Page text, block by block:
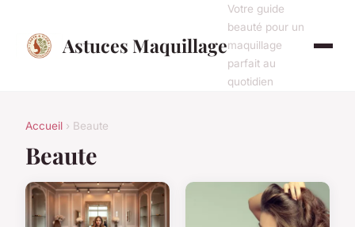
Astuces Maquillage
Votre guide
beauté pour un
maquillage
parfait au
quotidien
Accueil › Beaute
Beaute